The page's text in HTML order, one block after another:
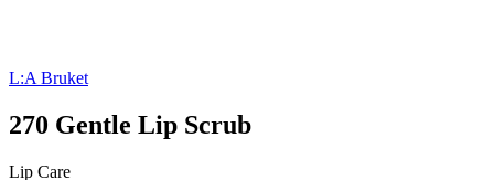
L:A Bruket
270 Gentle Lip Scrub
Lip Care